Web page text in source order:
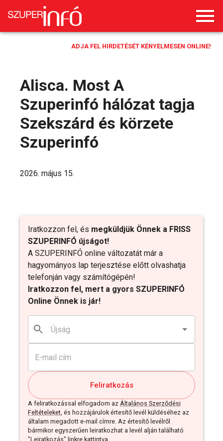
ADJA FEL HIRDETÉSÉT KÉNYELMESEN ONLINE!
Alisca. Most A
Szuperinfó hálózat tagja
Szekszárd és körzete
Szuperinfó
Iratkozzon fel, és megküldjük Önnek a FRISS
SZUPERINFÓ újságot!
A SZUPERINFÓ online változatát már a
hagyományos lap terjesztése előtt olvashatja
telefonján vagy számítógépén!
Iratkozzon fel, mert a gyors SZUPERINFÓ
Online Önnek is jár!
Feliratkozás
A feliratkozással elfogadom az Általános Szerződési
Feltételeket, és hozzájárulok értesítő levél küldéséhez az
általam megadott e-mail címre. Az értesítő levélről
bármikor egyszerűen leiratkozhat a levél alján található
"Leiratkozás" linkre kattintva.
2026. május 15.